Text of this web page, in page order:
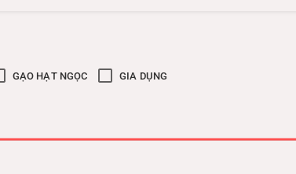
GẠO HẠT NGỌC GIA DỤNG